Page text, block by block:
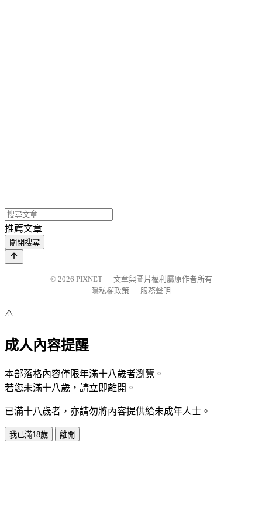
推薦文章
關閉搜尋
© 2026 PIXNET
文章與圖片權利屬原作者所有
隱私權政策
服務聲明
⚠️
成人內容提醒
本部落格內容僅限年滿十八歲者瀏覽。
若您未滿十八歲，請立即離開。
已滿十八歲者，亦請勿將內容提供給未成年人士。
我已滿18歲 離開